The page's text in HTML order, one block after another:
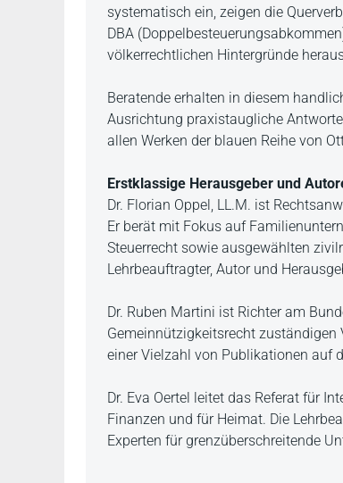
systematisch ein, zeigen die
DBA
völkerrechtlichen Hintergründe
Beratende erhalten in diesem
Ausrichtung praxistaugliche
allen Werken der blauen Reihe von
Erstklassige Herausgeber und
Dr. Florian Oppel, LL.M. ist
Er berät mit Fokus auf
Steuerrecht sowie ausgewählten
Lehrbeauftragter, Autor und
Dr. Ruben Martini ist Richter am
Gemeinnützigkeitsrecht zuständigen
einer Vielzahl von Publikationen auf
Dr. Eva Oertel leitet das Referat für
Finanzen und für Heimat. Die
Experten für grenzüberschreitende